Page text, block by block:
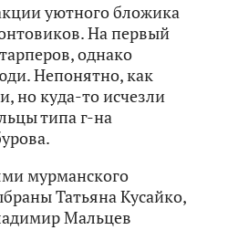
уютного бложика
На первый
однако
Непонятно, как
но куда-то исчезли
типа г-на
мурманского
Татьяна Кусайко,
Мальцев